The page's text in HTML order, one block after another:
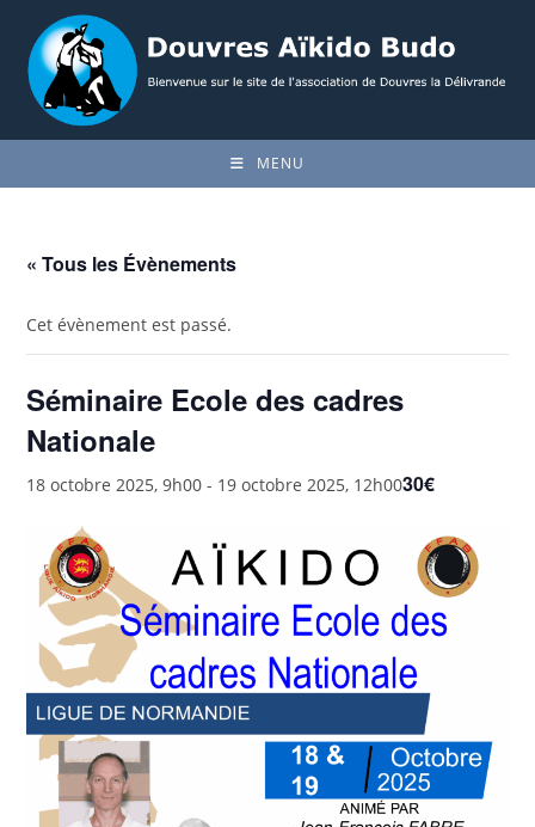
content
MENU
« Tous les Évènements
Cet évènement est passé.
Séminaire Ecole des cadres
Nationale
18 octobre 2025, 9h00 - 19 octobre 2025, 12h0030€